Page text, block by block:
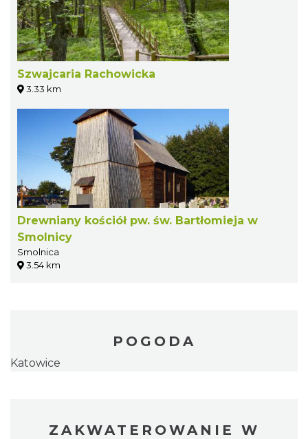
Szwajcaria Rachowicka
3.33 km
Drewniany kościół pw. św. Bartłomieja w
Smolnicy
Smolnica
3.54 km
POGODA
Katowice
ZAKWATEROWANIE W